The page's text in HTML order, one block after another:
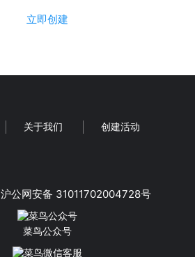
立即创建
关于我们 创建活动
沪公网安备 31011702004728号
菜鸟公众号